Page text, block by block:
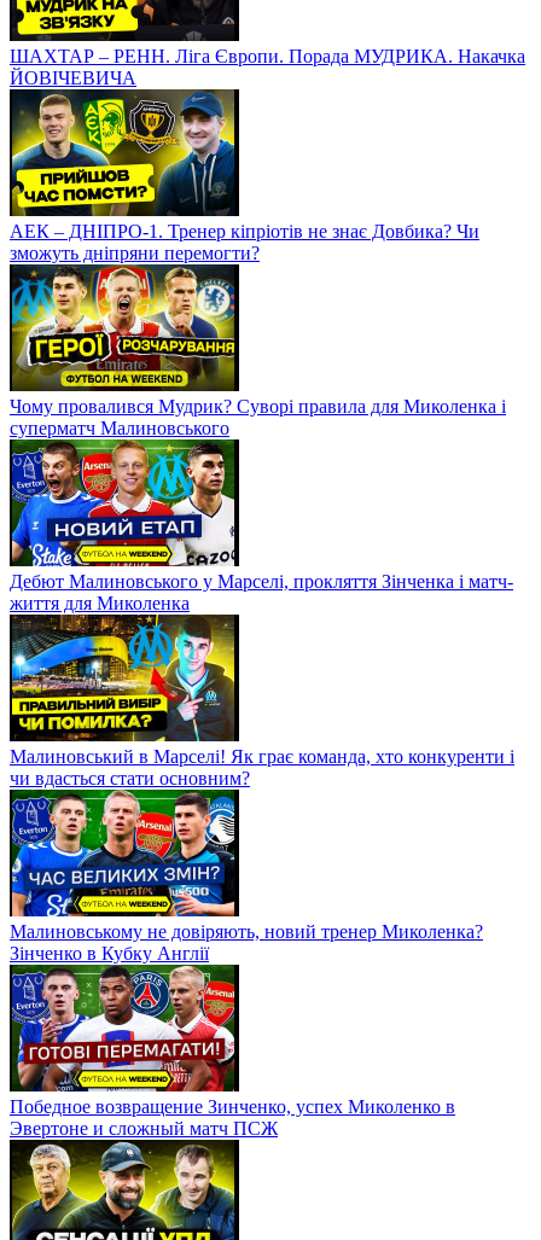
ШАХТАР – РЕНН. Ліга Європи. Порада МУДРИКА. Накачка
ЙОВІЧЕВИЧА
АЕК – ДНІПРО-1. Тренер кіпріотів не знає Довбика? Чи
зможуть дніпряни перемогти?
Чому провалився Мудрик? Суворі правила для Миколенка і
суперматч Малиновського
Дебют Малиновського у Марселі, прокляття Зінченка і матч-
життя для Миколенка
Малиновський в Марселі! Як грає команда, хто конкуренти і
чи вдасться стати основним?
Малиновському не довіряють, новий тренер Миколенка?
Зінченко в Кубку Англії
Победное возвращение Зинченко, успех Миколенко в
Эвертоне и сложный матч ПСЖ